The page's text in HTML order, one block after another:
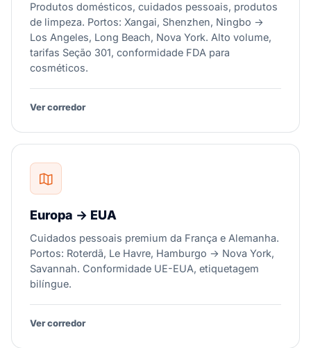
Produtos domésticos, cuidados pessoais, produtos
de limpeza. Portos: Xangai, Shenzhen, Ningbo →
Los Angeles, Long Beach, Nova York. Alto volume,
tarifas Seção 301, conformidade FDA para
cosméticos.
Ver corredor
Europa → EUA
Cuidados pessoais premium da França e Alemanha.
Portos: Roterdã, Le Havre, Hamburgo → Nova York,
Savannah. Conformidade UE-EUA, etiquetagem
bilíngue.
Ver corredor